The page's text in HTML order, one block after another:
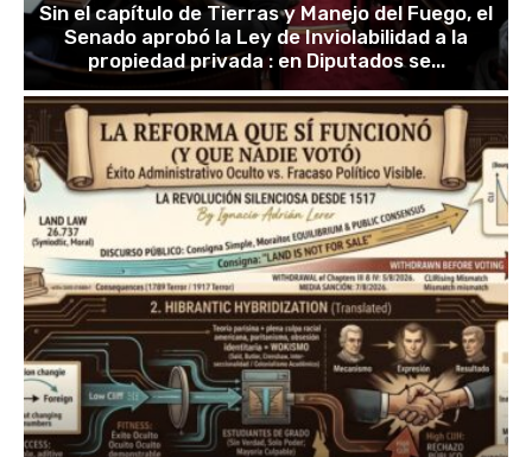
Sin el capítulo de Tierras y Manejo del Fuego, el
Senado aprobó la Ley de Inviolabilidad a la
propiedad privada : en Diputados se...